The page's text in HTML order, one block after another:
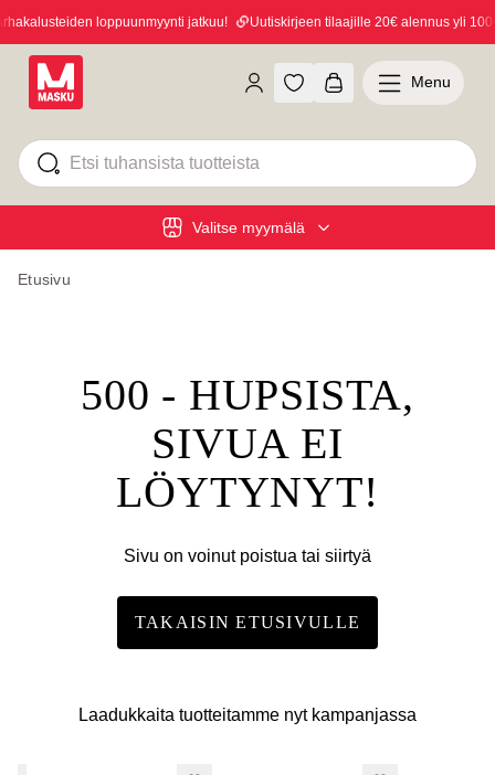
loppuunmyynti jatkuu! Uutiskirjeen tilaajille 20€ alennus yli 100€
Valitse myymälä
Menu
Etusivu
500 - HUPSISTA,
SIVUA EI
LÖYTYNYT!
Sivu on voinut poistua tai siirtyä
TAKAISIN ETUSIVULLE
Laadukkaita tuotteitamme nyt kampanjassa